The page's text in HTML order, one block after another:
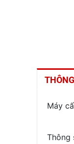
Máy
Thông